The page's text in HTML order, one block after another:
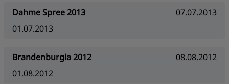
Dahme Spree 2013
07.07.2013
01.07.2013
Brandenburgia 2012
08.08.2012
01.08.2012